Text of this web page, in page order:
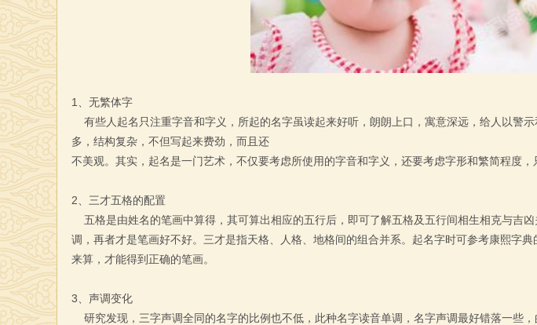
1、无繁体字
有些人起名只注重字音和字义，所起的名字虽读起来好听，朗朗上口，寓意深远，给人以警
多，结构复杂，不但写起来费劲，而且还
不美观。其实，起名是一门艺术，不仅要考虑所使用的字音和字义，还要考虑字形和繁简程度，
2、三才五格的配置
五格是由姓名的笔画中算得，其可算出相应的五行后，即可了解五格及五行间相生相克与吉
调，再者才是笔画好不好。三才是指天格、人格、地格间的组合并系。起名字时可参考康熙字
来算，才能得到正确的笔画。
3、声调变化
研究发现，三字声调全同的名字的比例也不低，此种名字读音单调，名字声调最好错落一些